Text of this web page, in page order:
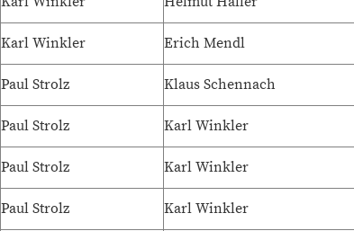
Karl Winkler Erich Mendl
Paul Strolz Klaus Schennach
Paul Strolz Karl Winkler
Paul Strolz Karl Winkler
Paul Strolz Karl Winkler